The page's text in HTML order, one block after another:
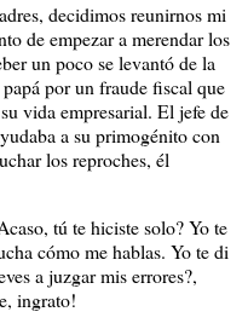
decidimos reunirnos mi
de empezar a merendar los
un poco se levantó de la
por un fraude fiscal que
vida empresarial. El jefe de
a su primogénito con
los reproches, él
tú te hiciste solo? Yo te
cómo me hablas. Yo te di
a juzgar mis errores?,
ingrato!